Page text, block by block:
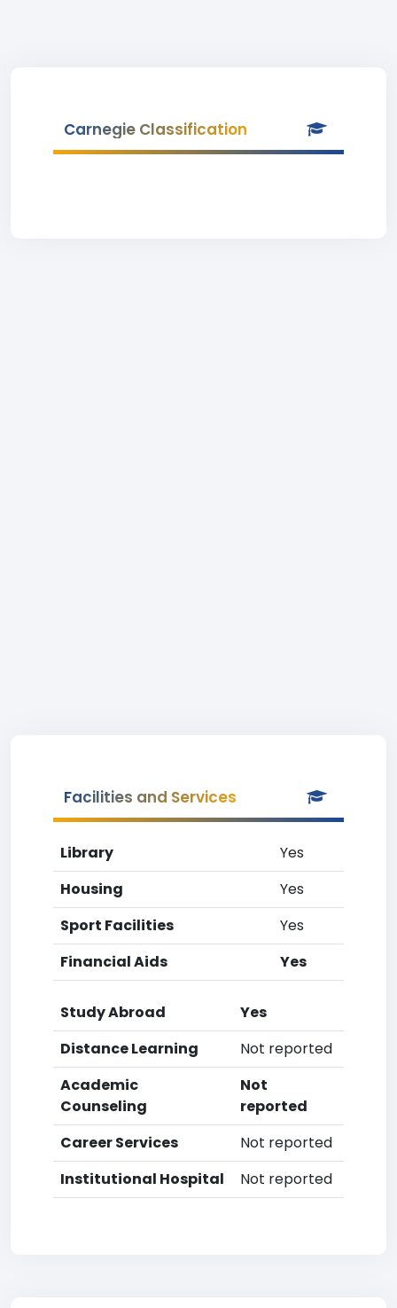
Carnegie Classification
Facilities and Services
Library
Yes
Housing
Yes
Sport Facilities
Yes
Financial Aids
Yes
Study Abroad
Yes
Distance Learning
Not reported
Academic
Counseling
Not
reported
Career Services
Not reported
Institutional Hospital
Not reported